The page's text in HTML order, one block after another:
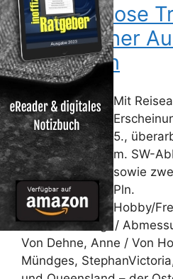
Stefan Loose
Handbücher
Der Osten
Mit
5.,
m. SW-
sowie
Pln.
Hobby/
Gewicht: 585 gr /
Von Dehne, Anne / Von
Mündges,